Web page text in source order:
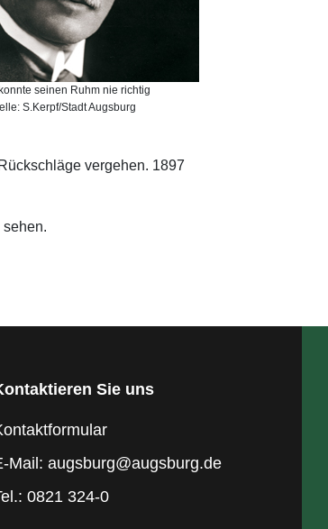
seinen Ruhm nie richtig
S.Kerpf/Stadt Augsburg
vergehen. 1897
sehen.
Sie uns
Mail: augsburg@augsburg.de
0821 324-0